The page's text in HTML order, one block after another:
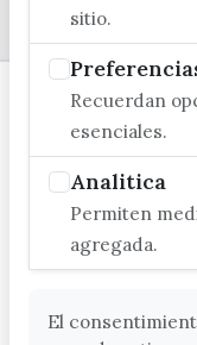
sitio.
Recuerdan
esenciales.
Analitica
Permiten
agregada.
El